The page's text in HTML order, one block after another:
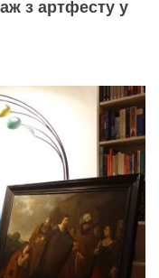
з артфесту у